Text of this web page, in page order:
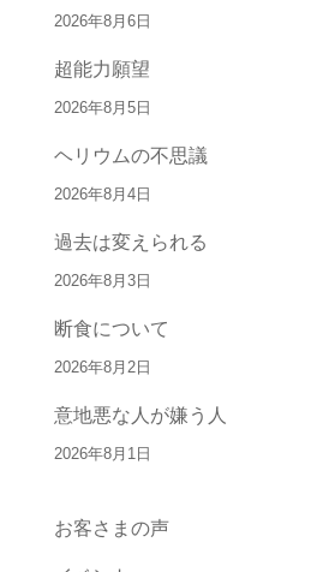
2026年8月6日
超能力願望
2026年8月5日
ヘリウムの不思議
2026年8月4日
過去は変えられる
2026年8月3日
断食について
2026年8月2日
意地悪な人が嫌う人
2026年8月1日
お客さまの声